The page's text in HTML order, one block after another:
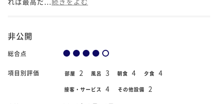
非公開
総合点
項目別評価 部屋 2 風呂 3 朝食 4 夕食 4
接客・サービス 4 その他設備 2